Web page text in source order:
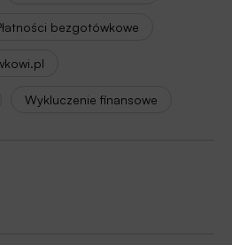
bezgotówkowe
Wykluczenie finansowe